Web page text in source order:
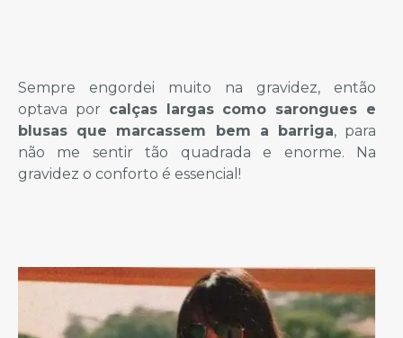
Sempre engordei muito na gravidez, então
optava por calças largas como sarongues e
blusas que marcassem bem a barriga, para
não me sentir tão quadrada e enorme. Na
gravidez o conforto é essencial!